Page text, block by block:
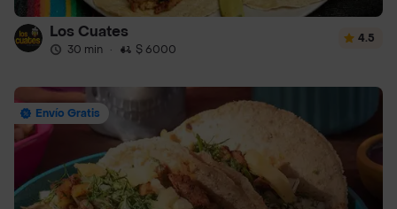
Los Cuates
30 min · $ 6000
4.5
Envío Gratis